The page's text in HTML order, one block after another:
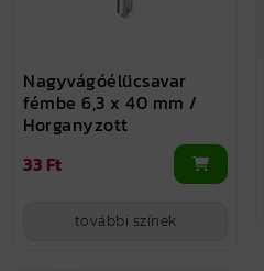
Nagyvágóélűcsavar
fémbe 6,3 x 40 mm /
Horganyzott
33 Ft
további színek